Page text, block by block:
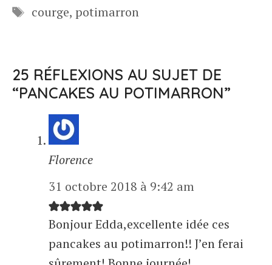
Étiquettes
courge, potimarron
25 RÉFLEXIONS AU SUJET DE
“PANCAKES AU POTIMARRON”
Florence
31 octobre 2018 à 9:42 am
Bonjour Edda,excellente idée ces
pancakes au potimarron!! J’en ferai